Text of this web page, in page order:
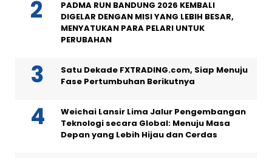
PADMA RUN BANDUNG 2026 KEMBALI
DIGELAR DENGAN MISI YANG LEBIH BESAR,
MENYATUKAN PARA PELARI UNTUK
PERUBAHAN
Satu Dekade FXTRADING.com, Siap Menuju
Fase Pertumbuhan Berikutnya
Weichai Lansir Lima Jalur Pengembangan
Teknologi secara Global: Menuju Masa
Depan yang Lebih Hijau dan Cerdas